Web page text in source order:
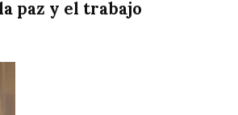
paz y el trabajo